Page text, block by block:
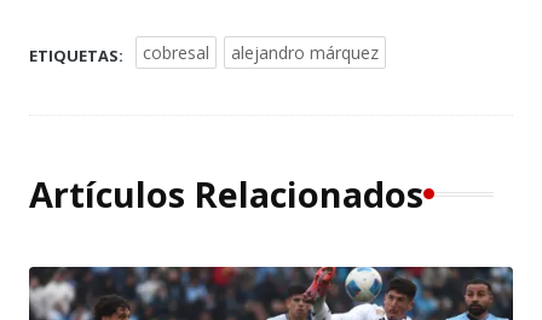
ETIQUETAS: cobresal alejandro márquez
Artículos Relacionados